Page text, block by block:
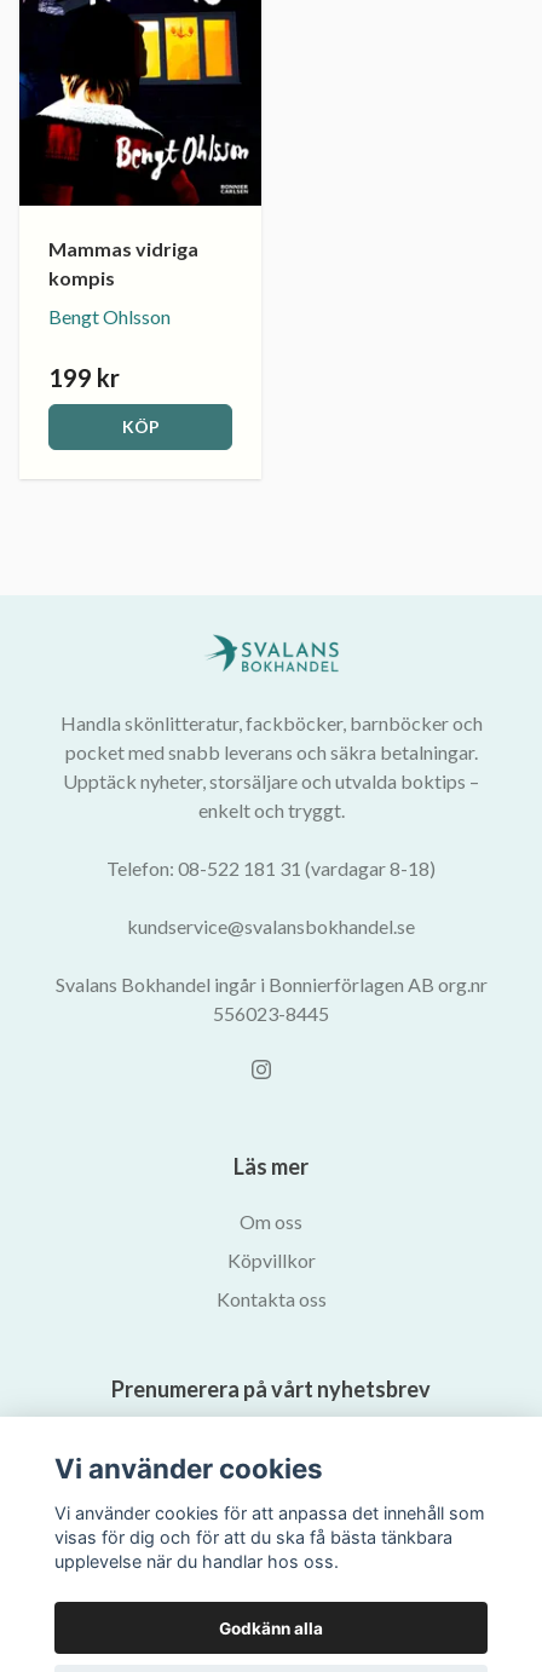
Mammas vidriga
kompis
Bengt Ohlsson
199 kr
KÖP
Handla skönlitteratur, fackböcker, barnböcker och
pocket med snabb leverans och säkra betalningar.
Upptäck nyheter, storsäljare och utvalda boktips –
enkelt och tryggt.
Telefon: 08-522 181 31 (vardagar 8-18)
kundservice@svalansbokhandel.se
Svalans Bokhandel ingår i Bonnierförlagen AB org.nr
556023-8445
Läs mer
Om oss
Köpvillkor
Kontakta oss
Prenumerera på vårt nyhetsbrev
Vi använder cookies
Vi använder cookies för att anpassa det innehåll som
visas för dig och för att du ska få bästa tänkbara
upplevelse när du handlar hos oss.
Godkänn alla